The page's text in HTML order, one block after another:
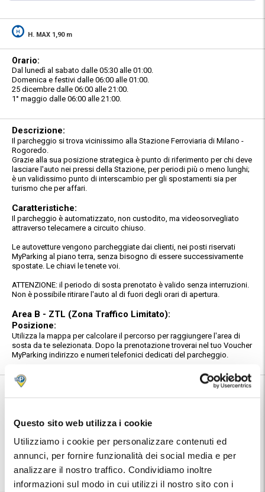
Questo sito web utilizza i cookie
Utilizziamo i cookie per personalizzare contenuti ed
annunci, per fornire funzionalità dei social media e per
analizzare il nostro traffico. Condividiamo inoltre
informazioni sul modo in cui utilizzi il nostro sito con i
H. MAX 1,90 m
Orario:
Dal lunedì al sabato dalle 05:30 alle 01:00.
Domenica e festivi dalle 06:00 alle 01:00.
25 dicembre dalle 06:00 alle 21:00.
1° maggio dalle 06:00 alle 21:00.
Descrizione:
Il parcheggio si trova vicinissimo alla Stazione Ferroviaria di Milano -
Rogoredo.
Grazie alla sua posizione strategica è punto di riferimento per chi deve
lasciare l'auto nei pressi della Stazione, per periodi più o meno lunghi;
è un validissimo punto di interscambio per gli spostamenti sia per
turismo che per affari.
Caratteristiche:
Il parcheggio è automatizzato, non custodito, ma videosorvegliato
attraverso telecamere a circuito chiuso.
Le autovetture vengono parcheggiate dai clienti, nei posti riservati
MyParking al piano terra, senza bisogno di essere successivamente
spostate. Le chiavi le tenete voi.
ATTENZIONE: il periodo di sosta prenotato è valido senza interruzioni.
Non è possibile ritirare l'auto al di fuori degli orari di apertura.
Area B - ZTL (Zona Traffico Limitato):
Posizione:
Utilizza la mappa per calcolare il percorso per raggiungere l'area di
sosta da te selezionata. Dopo la prenotazione troverai nel tuo Voucher
MyParking indirizzo e numeri telefonici dedicati del parcheggio.
🅿️ Caratteristiche: cctv, accessibile, wc
⭐ Votato dai clienti: 9.0
📍 Destinazioni servite:
|Milano|Stazione di Milano
Rogoredo